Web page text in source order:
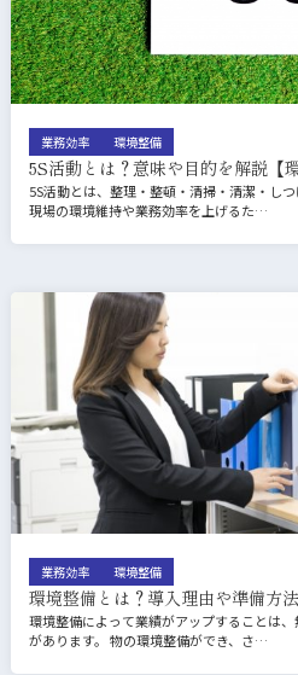
業務効率 環境整備
5S活動とは？意味や目的を解説【
5S活動とは、整理・整頓・清掃・清潔・し
現場の環境維持や業務効率を上げるた…
業務効率 環境整備
環境整備とは？導入理由や準備方
環境整備によって業績がアップすることは
があります。 物の環境整備ができ、さ…